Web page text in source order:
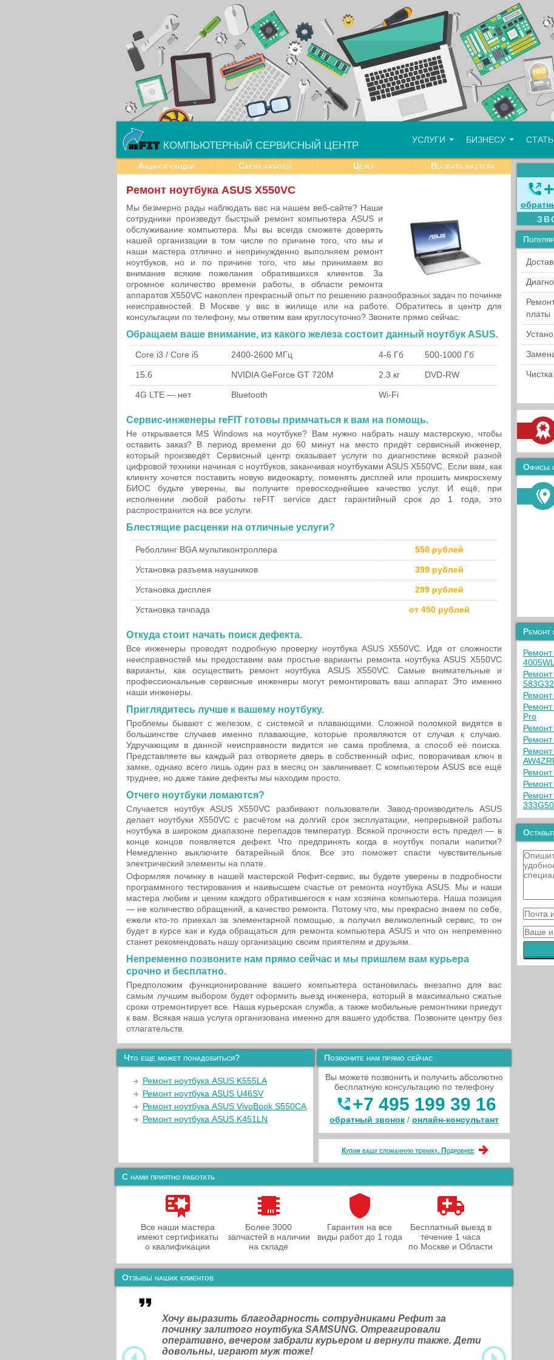
КОМПЬЮТЕРНЫЙ СЕРВИСНЫЙ ЦЕНТР УСЛУГИ БИЗНЕСУ
Акции и скидки Схема работы Цены Вызвать мастера
Ремонт ноутбука ASUS X550VC
Мы безмерно рады наблюдать вас на нашем веб-сайте? Наши
сотрудники произведут быстрый ремонт компьютера ASUS и
обслуживание компьютера. Мы вы всегда сможете доверять
нашей организации в том числе по причине того, что мы и
наши мастера отлично и непринужденно выполняем ремонт
ноутбуков, но и по причине того, что мы принимаем во
внимание всякие пожелания обратившихся клиентов. За
огромное количество времени работы, в области ремонта
аппаратов X550VC накоплен прекрасный опыт по решению разнообразных задач по починке
неисправностей. В Москве у вас в жилище или на работе. Обратитесь в центр для
консультации по телефону, мы ответим вам круглосуточно? Звоните прямо сейчас.
Обращаем ваше внимание, из какого железа состоит данный ноутбук ASUS.
Core i3 / Core i5 2400-2600 МГц 4-6 Гб 500-1000 Гб
15.6 NVIDIA GeForce GT 720M 2.3 кг DVD-RW
4G LTE — нет Bluetooth Wi-Fi
Сервис-инженеры reFIT готовы примчаться к вам на помощь.
Не открывается MS Windows на ноутбуке? Вам нужно набрать нашу мастерскую, чтобы
оставить заказ? В период времени до 60 минут на место придёт сервисный инженер,
который произведёт. Сервисный центр оказывает услуги по диагностике всякой разной
цифровой техники начиная с ноутбуков, заканчивая ноутбуками ASUS X550VC. Если вам, как
клиенту хочется поставить новую видеокарту, поменять дисплей или прошить микросхему
БИОС будьте уверены, вы получите превосходнейшее качество услуг. И ещё, при
исполнении любой работы reFIT service даст гарантийный срок до 1 года, это
распространится на все услуги.
Блестящие расценки на отличные услуги?
Реболлинг BGA мультиконтроллера 550 рублей
Установка разъема наушников 399 рублей
Установка дисплея 299 рублей
Установка тачпада от 450 рублей
Откуда стоит начать поиск дефекта.
Все инженеры проводят подробную проверку ноутбука ASUS X550VC. Идя от сложности
неисправностей мы предоставим вам простые варианты ремонта ноутбука ASUS X550VC
варианты, как осуществить ремонт ноутбука ASUS X550VC. Самые внимательные и
профессиональные сервисные инженеры могут ремонтировать ваш аппарат. Это именно
наши инженеры.
Приглядитесь лучше к вашему ноутбуку.
Проблемы бывают с железом, с системой и плавающими. Сложной поломкой видятся в
большинстве случаев именно плавающие, которые проявляются от случая к случаю.
Удручающим в данной неисправности видится не сама проблема, а способ её поиска.
Представляете вы каждый раз отворяете дверь в собственный офис, поворачивая ключ в
замке, однако всего лишь один раз в месяц он заклинивает. С компьютером ASUS все ещё
труднее, но даже такие дефекты мы находим просто.
Отчего ноутбуки ломаются?
Случается ноутбук ASUS X550VC разбивают пользователи. Завод-производитель ASUS
делает ноутбуки X550VC с расчётом на долгий срок эксплуатации, непрерывной работы
ноутбука в широком диапазоне перепадов температур. Всякой прочности есть предел — в
конце концов появляется дефект. Что предпринять когда в ноутбук попали напитки?
Немедленно выключите батарейный блок. Все это поможет спасти чувствительные
электрический элементы на плате.
Оформляя починку в нашей мастерской Рефит-сервис, вы будете уверены в подробности
программного тестирования и наивысшем счастье от ремонта ноутбука ASUS. Мы и наши
мастера любим и ценим каждого обратившегося к нам хозяина компьютера. Наша позиция
— не количество обращений, а качество ремонта. Потому что, мы прекрасно знаем по себе,
ежели кто-то приехал за элементарной помощью, а получил великолепный сервис, то он
будет в курсе как и куда обращаться для ремонта компьютера ASUS и что он непременно
станет рекомендовать нашу организацию своим приятелям и друзьям.
Непременно позвоните нам прямо сейчас и мы пришлем вам курьера
срочно и бесплатно.
Предположим функционирование вашего компьютера остановилась внезапно для вас
самым лучшим выбором будет оформить выезд инженера, который в максимально сжатые
сроки отремонтирует все. Наша курьерская служба, а также мобильные ремонтники приедут
к вам. Всякая наша услуга организована именно для вашего удобства. Позвоните центру без
отлагательств.
Что еще может понадобиться?
Ремонт ноутбука ASUS K555LA
Ремонт ноутбука ASUS U46SV
Ремонт ноутбука ASUS VivoBook S550CA
Ремонт ноутбука ASUS K451LN
Позвоните нам прямо сейчас
Вы можете позвонить и получить абсолютно
бесплатную консультацию по телефону
+7 495 199 39 16
обратный звонок / онлайн‑консультант
Купим вашу сломанную технику. Подробнее
С нами приятно работать
Все наши мастера
имеют сертификаты
о квалификации
Более 3000
запчастей в наличии
на складе
Гарантия на все
виды работ до 1 года
Бесплатный выезд в
течение 1 часа
по Москве и Области
Отзывы наших клиентов
Хочу выразить благодарность сотрудниками Рефит за
починку залитого ноутбука SAMSUNG. Отреагировали
оперативно, вечером забрали курьером и вернули также. Дети
довольны, играют муж тоже!
платы
Офисы
Ремонт
Ремонт
Ремонт
Ремонт
Ремонт
Pro
Ремонт
Ремонт
Ремонт
Ремонт
Ремонт
Ремонт